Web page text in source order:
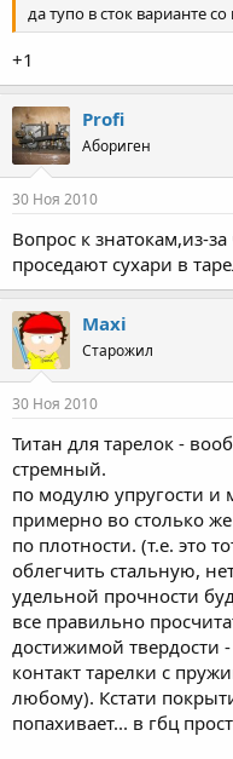
да тупо в сток варианте
+1
Profi
Абориген
30 Ноя 2010
Вопрос к знатокам,из-
проседают сухари в
Maxi
Старожил
30 Ноя 2010
Титан для тарелок -
стремный.
по модулю упругости и
примерно во столько
по плотности. (т.е. это
облегчить стальную,
удельной прочности
все правильно
достижимой твердости
контакт тарелки с
любому). Кстати
попахивает... в гбц